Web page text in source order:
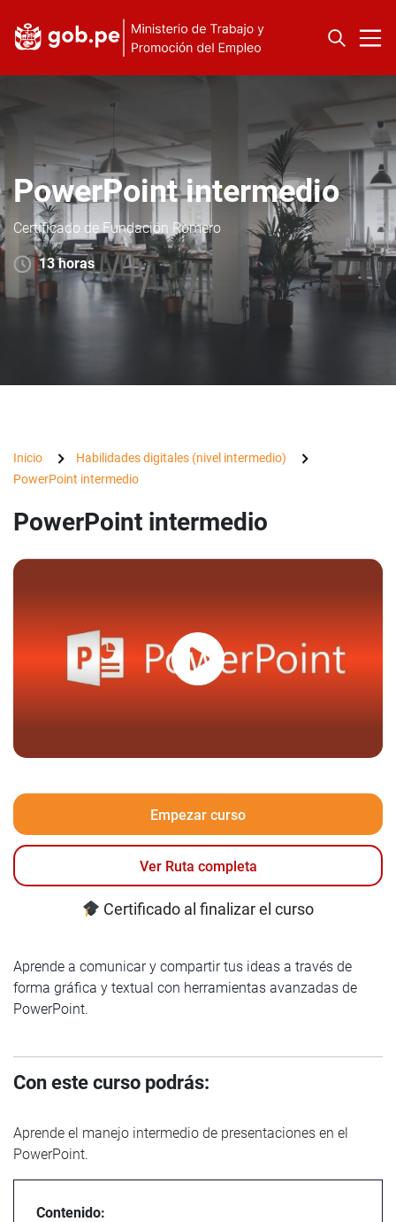
PowerPoint intermedio
Certificado de Fundación Romero
13 horas
Inicio
Habilidades digitales (nivel intermedio)
PowerPoint intermedio
PowerPoint intermedio
Empezar curso
Ver Ruta completa
Certificado al finalizar el curso
Aprende a comunicar y compartir tus ideas a través de
forma gráfica y textual con herramientas avanzadas de
PowerPoint.
Con este curso podrás:
Aprende el manejo intermedio de presentaciones en el
PowerPoint.
Contenido: